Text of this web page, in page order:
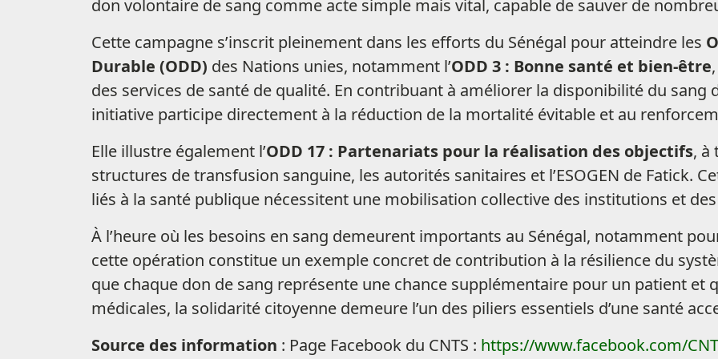
don volontaire de sang comme acte simple mais vital, capable de sauver de
Cette campagne s’inscrit pleinement dans les efforts du Sénégal pour atteindre les
Durable (ODD) des Nations unies, notamment l’ODD 3 : Bonne santé et bien-être
des services de santé de qualité. En contribuant à améliorer la disponibilité du sang
initiative participe directement à la réduction de la mortalité évitable et au
Elle illustre également l’ODD 17 : Partenariats pour la réalisation des objectifs, à
structures de transfusion sanguine, les autorités sanitaires et l’ESOGEN de Fatick.
liés à la santé publique nécessitent une mobilisation collective des institutions et
À l’heure où les besoins en sang demeurent importants au Sénégal, notamment
cette opération constitue un exemple concret de contribution à la résilience du
que chaque don de sang représente une chance supplémentaire pour un patient et
médicales, la solidarité citoyenne demeure l’un des piliers essentiels d’une santé
Source des information : Page Facebook du CNTS : https://www.facebook.com/